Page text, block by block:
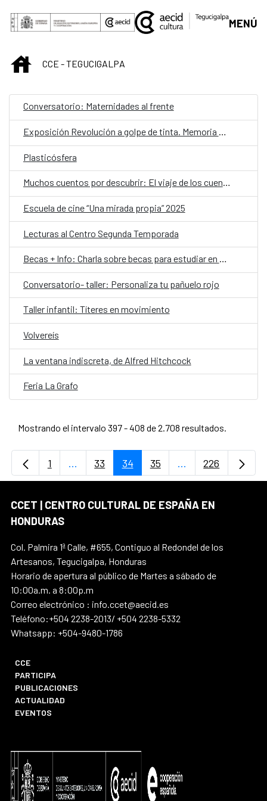
Saltar al contenido principal
MENÚ
INICIOCCE - TEGUCIGALPA
Conversatorio: Maternidades al frente
Exposición Revolución a golpe de tinta. Memoria histórica en viñetas
Plasticósfera
Muchos cuentos por descubrir: El viaje de los cuentos
Escuela de cine “Una mirada propia” 2025
Lecturas al Centro Segunda Temporada
Becas + Info: Charla sobre becas para estudiar en el extranjero
Conversatorio- taller: Personaliza tu pañuelo rojo
Taller infantil: Títeres en movimiento
Volvereís
La ventana indiscreta, de Alfred Hitchcock
Feria La Grafo
Mostrando el intervalo 397 - 408 de 2.708 resultados.
Página
1 ...Páginas intermedias Use TAB para
Página
33 Página
34 Página
35 ...PáginasPágina
226
CCET | CENTRO CULTURAL DE ESPAÑA EN
HONDURAS
Col. Palmira 1ª Calle, #655, Contiguo al Redondel de los
Artesanos, Tegucigalpa, Honduras
Horario de apertura al público de Martes a sábado de
10:00a.m. a 8:00p.m
Correo electrónico : info.ccet@aecid.es
Teléfono:+504 2238-2013/ +504 2238-5332
Whatsapp: +504-9480-1786
CCE
PARTICIPA
PUBLICACIONES
ACTUALIDAD
EVENTOS